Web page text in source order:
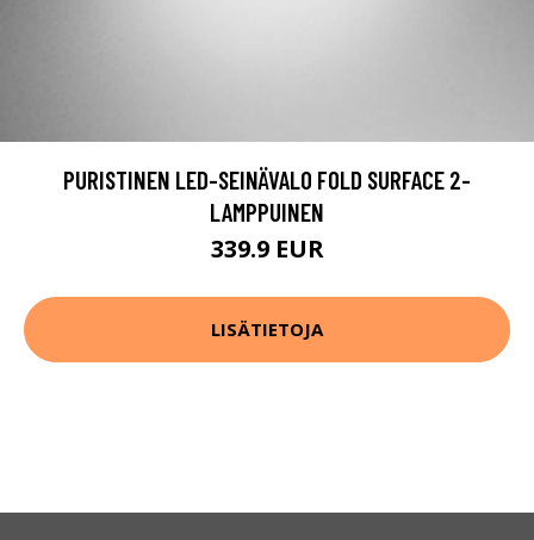
PURISTINEN LED-SEINÄVALO FOLD SURFACE 2-
LAMPPUINEN
339.9 EUR
LISÄTIETOJA